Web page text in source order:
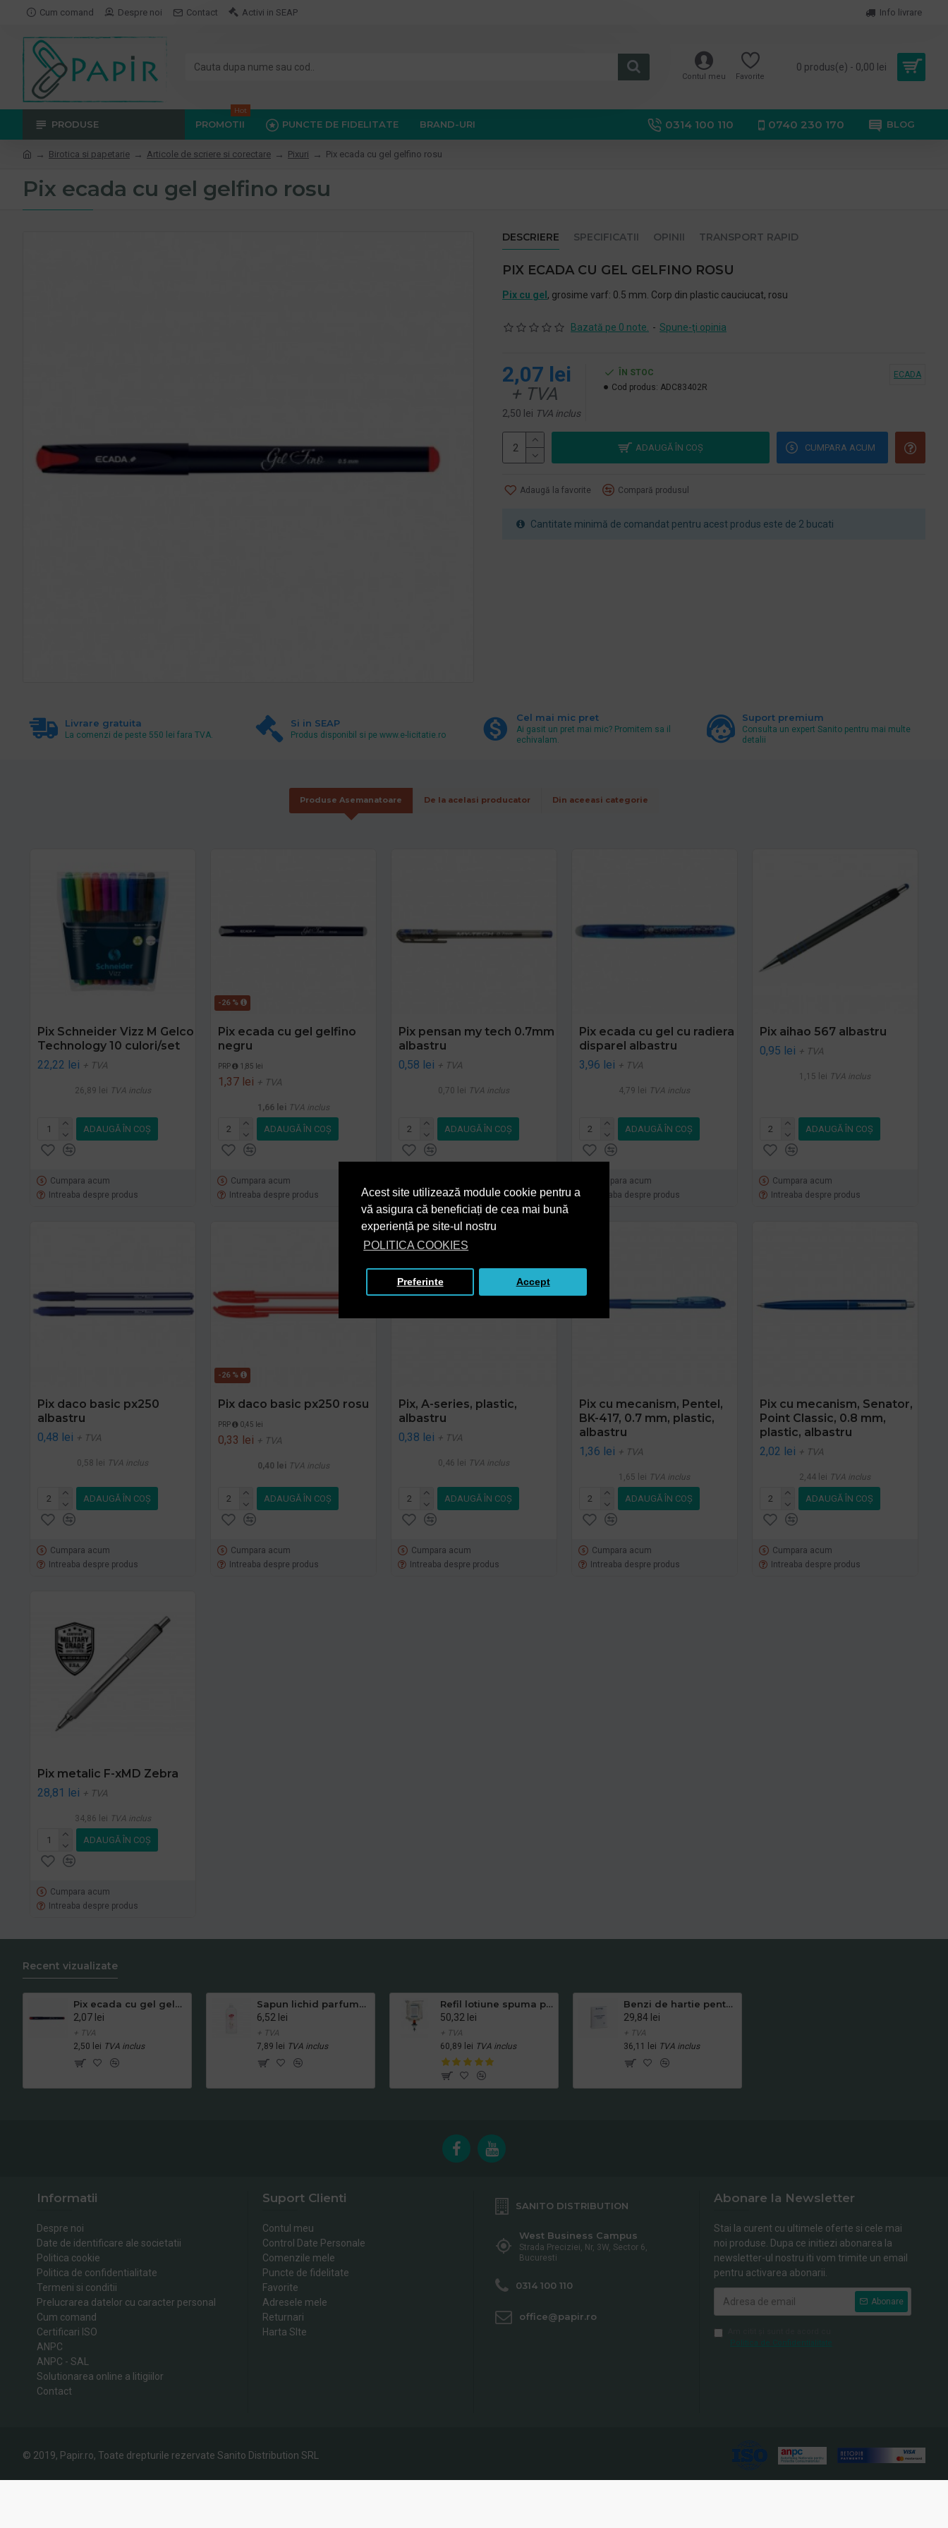
Acest site utilizează module cookie pentru a
vă asigura că beneficiați de cea mai bună
experiență pe site-ul nostru
POLITICA COOKIES
Preferinte Accept
Cum comand Despre noi Contact Activi in SEAP Info livrare
Contul meu Favorite
0 produs(e) - 0,00 lei
PRODUSE PROMOTII
Hot
PUNCTE DE FIDELITATE BRAND-URI 0314 100 110 0740 230 170 BLOG
Birotica si papetarie Articole de scriere si corectare Pixuri Pix ecada cu gel gelfino rosu
Pix ecada cu gel gelfino rosu
DESCRIERE SPECIFICATII OPINII TRANSPORT RAPID
PIX ECADA CU GEL GELFINO ROSU
Pix cu gel , grosime varf: 0.5 mm. Corp din plastic cauciucat, rosu
Bazată pe 0 note. - Spune-ţi opinia
2,07 lei
+ TVA
2,50 lei TVA inclus
ÎN STOC
Cod produs: ADC83402R
ECADA
ADAUGĂ ÎN COŞ CUMPARA ACUM
Adaugă la favorite Compară produsul
Cantitate minimă de comandat pentru acest produs este de 2 bucati
Livrare gratuita
La comenzi de peste 550 lei fara TVA.
Si in SEAP
Produs disponibil si pe www.e-licitatie.ro
Cel mai mic pret
Ai gasit un pret mai mic? Promitem sa il
echivalam.
Suport premium
Consulta un expert Sanito pentru mai multe
detalii
Produse Asemanatoare De la acelasi producator Din aceeasi categorie
Pix Schneider Vizz M Gelco
Technology 10 culori/set
22,22 lei + TVA
26,89 lei TVA inclus
ADAUGĂ ÎN COŞ
Cumpara acum
Intreaba despre produs
-26 %
Pix ecada cu gel gelfino
negru
PRP 1,85 lei
1,37 lei + TVA
1,66 lei TVA inclus
ADAUGĂ ÎN COŞ
Cumpara acum
Intreaba despre produs
Pix pensan my tech 0.7mm
albastru
0,58 lei + TVA
0,70 lei TVA inclus
ADAUGĂ ÎN COŞ
Intreaba despre produs
Pix ecada cu gel cu radiera
disparel albastru
3,96 lei + TVA
4,79 lei TVA inclus
ADAUGĂ ÎN COŞ
Cumpara acum
Intreaba despre produs
Pix aihao 567 albastru
0,95 lei + TVA
1,15 lei TVA inclus
ADAUGĂ ÎN COŞ
Cumpara acum
Intreaba despre produs
Pix daco basic px250
albastru
0,48 lei + TVA
0,58 lei TVA inclus
ADAUGĂ ÎN COŞ
Cumpara acum
Intreaba despre produs
-26 %
Pix daco basic px250 rosu
PRP 0,45 lei
0,33 lei + TVA
0,40 lei TVA inclus
ADAUGĂ ÎN COŞ
Cumpara acum
Intreaba despre produs
Pix, A-series, plastic,
albastru
0,38 lei + TVA
0,46 lei TVA inclus
ADAUGĂ ÎN COŞ
Cumpara acum
Intreaba despre produs
Pix cu mecanism, Pentel,
BK-417, 0.7 mm, plastic,
albastru
1,36 lei + TVA
1,65 lei TVA inclus
ADAUGĂ ÎN COŞ
Cumpara acum
Intreaba despre produs
Pix cu mecanism, Senator,
Point Classic, 0.8 mm,
plastic, albastru
2,02 lei + TVA
2,44 lei TVA inclus
ADAUGĂ ÎN COŞ
Cumpara acum
Intreaba despre produs
Pix metalic F-xMD Zebra
28,81 lei + TVA
34,86 lei TVA inclus
ADAUGĂ ÎN COŞ
Cumpara acum
Intreaba despre produs
Recent vizualizate
Pix ecada cu gel gelfino rosu
2,07 lei
+ TVA
2,50 lei TVA inclus
Sapun lichid parfumat, Fabi, 1L
6,52 lei
+ TVA
7,89 lei TVA inclus
Refil lotiune spuma pentru dispenser AutoFoam, 1100 ml
50,32 lei
+ TVA
60,89 lei TVA inclus
Benzi de hartie pentru colacul de toaleta, Lucart, 200 buc
29,84 lei
+ TVA
36,11 lei TVA inclus
Informatii
Despre noi
Date de identificare ale societatii
Politica cookie
Politica de confidentialitate
Termeni si conditii
Prelucrarea datelor cu caracter personal
Cum comand
Certificari ISO
ANPC
ANPC - SAL
Solutionarea online a litigiilor
Contact
Suport Clienti
Contul meu
Control Date Personale
Comenzile mele
Puncte de fidelitate
Favorite
Adresele mele
Returnari
Harta SIte
SANITO DISTRIBUTION
West Business Campus
Strada Preciziei, Nr, 3W, Sector 6,
Bucuresti
0314 100 110
office@papir.ro
Abonare la Newsletter
Stai la curent cu ultimele oferte si cele mai
noi produse. Dupa ce initiezi abonarea la
newsletter-ul nostru iti vom trimite un email
pentru activarea abonarii.
Abonare
Politica de Confidentialitate
© 2019, Papir.ro, Toate drepturile rezervate Sanito Distribution SRL